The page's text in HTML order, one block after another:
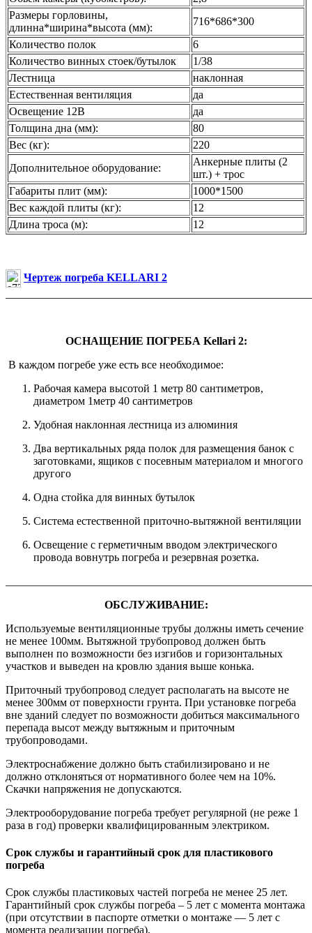
Размеры горловины,
длинна*ширина*высота (мм):
716*686*300
Количество полок
6
Количество винных стоек/бутылок
1/38
Лестница
наклонная
Естественная вентиляция
да
Освещение 12В
да
Толщина дна (мм):
80
Вес (кг):
220
Дополнительное оборудование:
Анкерные плиты (2
шт.) + трос
Габариты плит (мм):
1000*1500
Вес каждой плиты (кг):
12
Длина троса (м):
12
Чертеж погреба KELLARI 2
ОСНАЩЕНИЕ ПОГРЕБА Kellari 2:
В каждом погребе уже есть все необходимое:
Рабочая камера высотой 1 метр 80 сантиметров,
диаметром 1метр 40 сантиметров
Удобная наклонная лестница из алюминия
Два вертикальных ряда полок для размещения банок с
заготовками, ящиков с посевным материалом и многого
другого
Одна стойка для винных бутылок
Система естественной приточно-вытяжной вентиляции
Освещение с герметичным вводом электрического
провода вовнутрь погреба и резервная розетка.
ОБСЛУЖИВАНИЕ:
Используемые вентиляционные трубы должны иметь сечение
не менее 100мм. Вытяжной трубопровод должен быть
выполнен по возможности без изгибов и горизонтальных
участков и выведен на кровлю здания выше конька.
Приточный трубопровод следует располагать на высоте не
менее 300мм от поверхности грунта. При установке погреба
вне зданий следует по возможности добиться максимального
перепада высот между вытяжным и приточным
трубопроводами.
Электроснабжение должно быть стабилизировано и не
должно отклоняться от нормативного более чем на 10%.
Скачки напряжения не допускаются.
Электрооборудование погреба требует регулярной (не реже 1
раза в год) проверки квалифицированным электриком.
Срок службы и гарантийный срок для пластикового
погреба
Срок службы пластиковых частей погреба не менее 25 лет.
Гарантийный срок службы погреба – 5 лет с момента монтажа
(при отсутствии в паспорте отметки о монтаже — 5 лет с
момента реализации погреба).